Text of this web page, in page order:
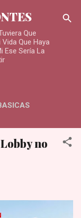
Que
Que Haya
Ese Sería La
no